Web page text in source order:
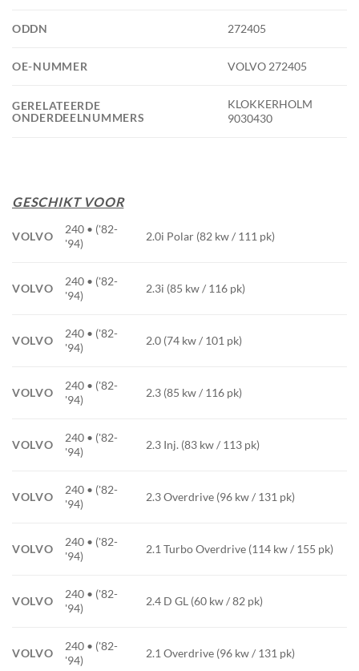
ODDN 272405
OE-NUMMER VOLVO 272405
GERELATEERDE
ONDERDEELNUMMERS
KLOKKERHOLM
9030430
GESCHIKT VOOR
VOLVO
240 • ('82-
'94)
2.0i Polar (82 kw / 111 pk)
VOLVO
240 • ('82-
'94)
2.3i (85 kw / 116 pk)
VOLVO
240 • ('82-
'94)
2.0 (74 kw / 101 pk)
VOLVO
240 • ('82-
'94)
2.3 (85 kw / 116 pk)
VOLVO
240 • ('82-
'94)
2.3 Inj. (83 kw / 113 pk)
VOLVO
240 • ('82-
'94)
2.3 Overdrive (96 kw / 131 pk)
VOLVO
240 • ('82-
'94)
2.1 Turbo Overdrive (114 kw / 155 pk)
VOLVO
240 • ('82-
'94)
2.4 D GL (60 kw / 82 pk)
VOLVO
240 • ('82-
'94)
2.1 Overdrive (96 kw / 131 pk)